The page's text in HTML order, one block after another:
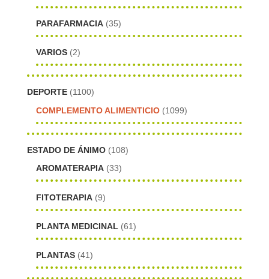
PARAFARMACIA (35)
VARIOS (2)
DEPORTE (1100)
COMPLEMENTO ALIMENTICIO (1099)
ESTADO DE ÁNIMO (108)
AROMATERAPIA (33)
FITOTERAPIA (9)
PLANTA MEDICINAL (61)
PLANTAS (41)